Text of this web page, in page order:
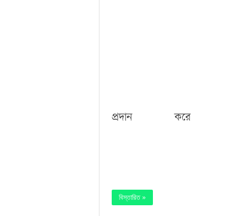
প্রদান করে
বিস্তারিত »